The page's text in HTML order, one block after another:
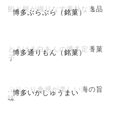
博多ぶらぶら（銘菓）
餡と餅が織りなす素朴な逸品
博多通りもん（銘菓）
とろける白あんの博多定番菓
子
博多いかしゅうまい
ぷりぷり食感が楽しい海の旨
味